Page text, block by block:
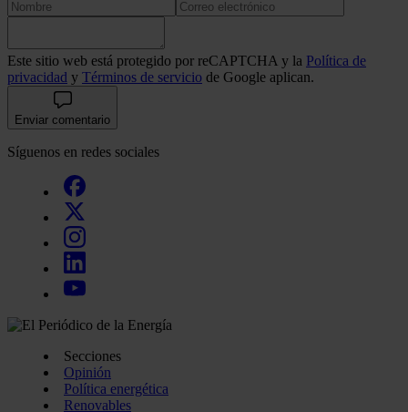
Este sitio web está protegido por reCAPTCHA y la Política de
privacidad y Términos de servicio de Google aplican.
Enviar comentario
Síguenos en redes sociales
Secciones
Opinión
Política energética
Renovables